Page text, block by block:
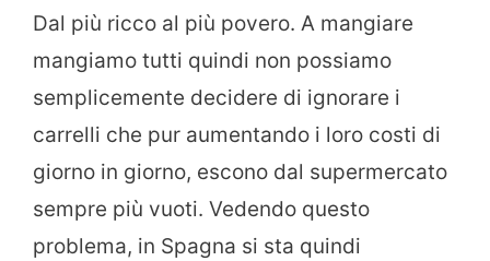
Dal più ricco al più povero. A mangiare
mangiamo tutti quindi non possiamo
semplicemente decidere di ignorare i
carrelli che pur aumentando i loro costi di
giorno in giorno, escono dal supermercato
sempre più vuoti. Vedendo questo
problema, in Spagna si sta quindi